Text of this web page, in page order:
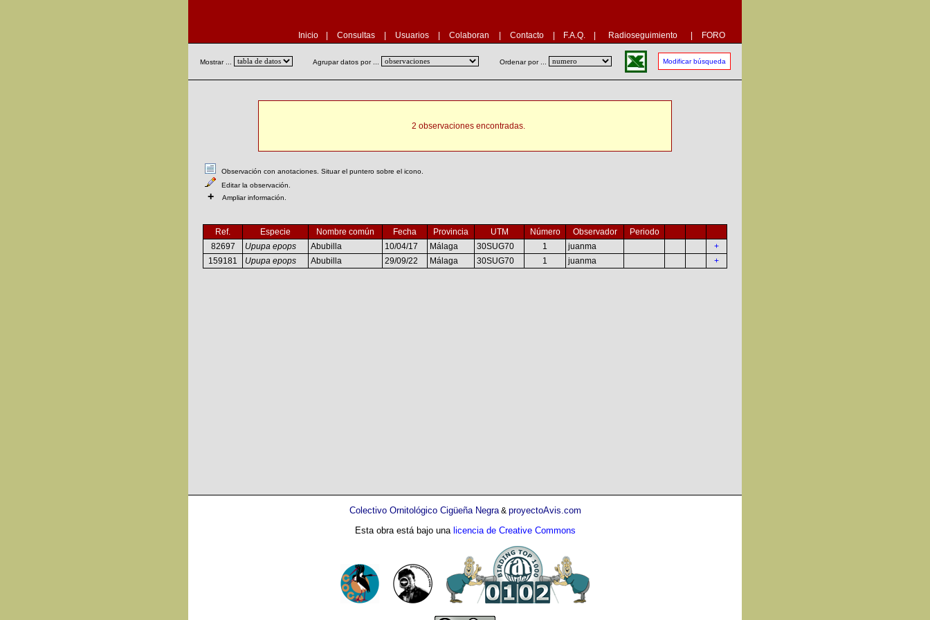
Inicio Consultas Usuarios Colaboran Contacto F.A.Q. Radioseguimiento FORO
Mostrar ... Agrupar datos por ... Ordenar por ... Modificar búsqueda
2 observaciones encontradas.
Observación con anotaciones. Situar el puntero sobre el icono.
Editar la observación.
+ Ampliar información.
Ref. Especie Nombre común Fecha Provincia UTM Número Observador
Periodo
82697
Upupa epops Abubilla 10/04/17 Málaga 30SUG70 1 juanma
+
159181
Upupa epops Abubilla 29/09/22 Málaga 30SUG70 1 juanma +
Colectivo Ornitológico Cigüeña Negra& proyectoAvis.com
Esta obra está bajo una licencia de Creative Commons